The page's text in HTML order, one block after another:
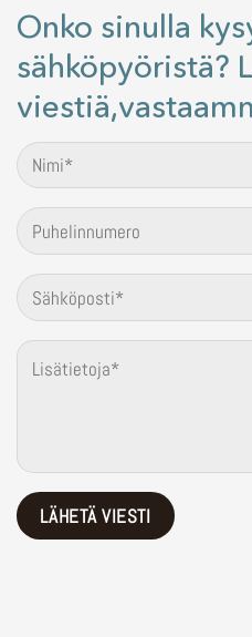
Onko sinulla
sähköpyöristä?